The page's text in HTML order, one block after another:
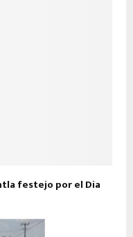
festejo por el Dia